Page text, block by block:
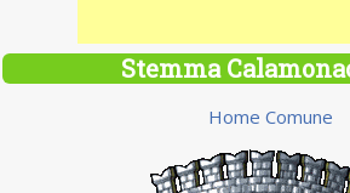
Stemma
Home Comune